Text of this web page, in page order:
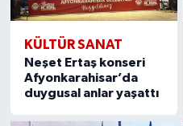
KÜLTÜR SANAT
Neşet Ertaş konseri
Afyonkarahisar’da
duygusal anlar yaşattı